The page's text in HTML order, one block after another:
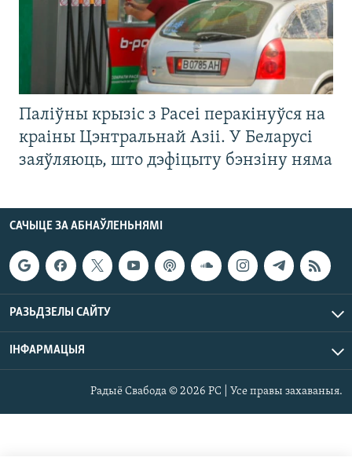
Паліўны крызіс з Расеі перакінуўся на
краіны Цэнтральнай Азіі. У Беларусі
заяўляюць, што дэфіцыту бэнзіну няма
САЧЫЦЕ ЗА АБНАЎЛЕНЬНЯМІ
РАЗЬДЗЕЛЫ САЙТУ
ІНФАРМАЦЫЯ
Радыё Свабода © 2026 РС | Усе правы захаваныя.